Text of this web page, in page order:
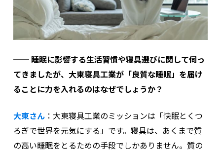
── 睡眠に影響する生活習慣や寝具選びに関して伺っ
てきましたが、大東寝具工業が「良質な睡眠」を届け
ることに力を入れるのはなぜでしょうか？
大東さん： 大東寝具工業のミッションは「快眠とくつ
ろぎで世界を元気にする」です。寝具は、あくまで質
の高い睡眠をとるための手段でしかありません。 質の